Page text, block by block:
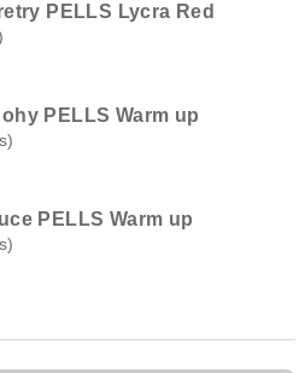
PELLS Lycra Red
PELLS Warm up
PELLS Warm up